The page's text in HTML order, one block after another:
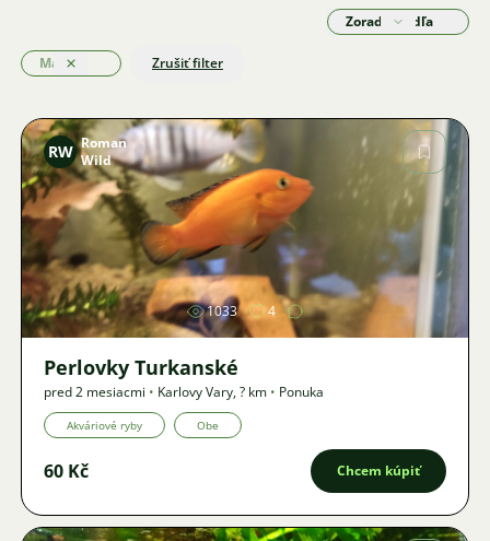
MarineOdstrániť Zrušiť filter
Zoradiť podľa
Obrázok
RW Roman
Wild
1033 4
Perlovky Turkanské
pred 2 mesiacmi • Karlovy Vary,? km • Ponuka
Akváriové ryby Obe
60 Kč Chcem kúpiť